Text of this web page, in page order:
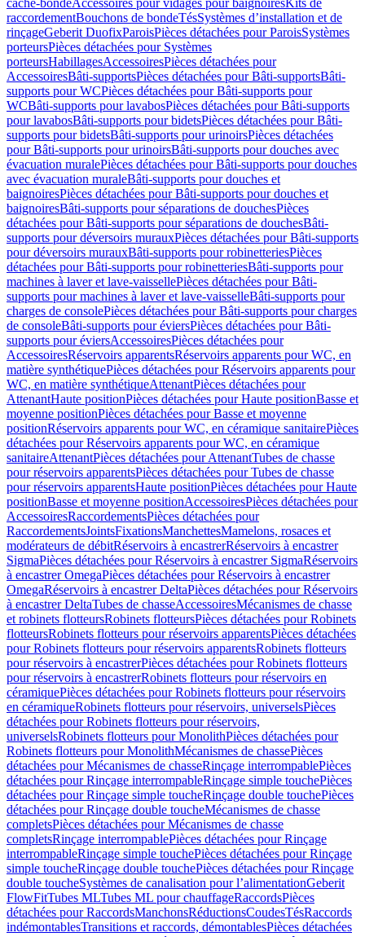
cache-bondeAccessoires pour vidages pour baignoiresKits de
raccordementBouchons de bondeTésSystèmes d’installation et de
rinçageGeberit DuofixParoisPièces détachées pour ParoisSystèmes
porteursPièces détachées pour Systèmes
porteursHabillagesAccessoiresPièces détachées pour
AccessoiresBâti-supportsPièces détachées pour Bâti-supportsBâti-
supports pour WCPièces détachées pour Bâti-supports pour
WCBâti-supports pour lavabosPièces détachées pour Bâti-supports
pour lavabosBâti-supports pour bidetsPièces détachées pour Bâti-
supports pour bidetsBâti-supports pour urinoirsPièces détachées
pour Bâti-supports pour urinoirsBâti-supports pour douches avec
évacuation muralePièces détachées pour Bâti-supports pour douches
avec évacuation muraleBâti-supports pour douches et
baignoiresPièces détachées pour Bâti-supports pour douches et
baignoiresBâti-supports pour séparations de douchesPièces
détachées pour Bâti-supports pour séparations de douchesBâti-
supports pour déversoirs murauxPièces détachées pour Bâti-supports
pour déversoirs murauxBâti-supports pour robinetteriesPièces
détachées pour Bâti-supports pour robinetteriesBâti-supports pour
machines à laver et lave-vaissellePièces détachées pour Bâti-
supports pour machines à laver et lave-vaisselleBâti-supports pour
charges de consolePièces détachées pour Bâti-supports pour charges
de consoleBâti-supports pour éviersPièces détachées pour Bâti-
supports pour éviersAccessoiresPièces détachées pour
AccessoiresRéservoirs apparentsRéservoirs apparents pour WC, en
matière synthétiquePièces détachées pour Réservoirs apparents pour
WC, en matière synthétiqueAttenantPièces détachées pour
AttenantHaute positionPièces détachées pour Haute positionBasse et
moyenne positionPièces détachées pour Basse et moyenne
positionRéservoirs apparents pour WC, en céramique sanitairePièces
détachées pour Réservoirs apparents pour WC, en céramique
sanitaireAttenantPièces détachées pour AttenantTubes de chasse
pour réservoirs apparentsPièces détachées pour Tubes de chasse
pour réservoirs apparentsHaute positionPièces détachées pour Haute
positionBasse et moyenne positionAccessoiresPièces détachées pour
AccessoiresRaccordementsPièces détachées pour
RaccordementsJointsFixationsManchettesMamelons, rosaces et
modérateurs de débitRéservoirs à encastrerRéservoirs à encastrer
SigmaPièces détachées pour Réservoirs à encastrer SigmaRéservoirs
à encastrer OmegaPièces détachées pour Réservoirs à encastrer
OmegaRéservoirs à encastrer DeltaPièces détachées pour Réservoirs
à encastrer DeltaTubes de chasseAccessoiresMécanismes de chasse
et robinets flotteursRobinets flotteursPièces détachées pour Robinets
flotteursRobinets flotteurs pour réservoirs apparentsPièces détachées
pour Robinets flotteurs pour réservoirs apparentsRobinets flotteurs
pour réservoirs à encastrerPièces détachées pour Robinets flotteurs
pour réservoirs à encastrerRobinets flotteurs pour réservoirs en
céramiquePièces détachées pour Robinets flotteurs pour réservoirs
en céramiqueRobinets flotteurs pour réservoirs, universelsPièces
détachées pour Robinets flotteurs pour réservoirs,
universelsRobinets flotteurs pour MonolithPièces détachées pour
Robinets flotteurs pour MonolithMécanismes de chassePièces
détachées pour Mécanismes de chasseRinçage interrompablePièces
détachées pour Rinçage interrompableRinçage simple touchePièces
détachées pour Rinçage simple toucheRinçage double touchePièces
détachées pour Rinçage double toucheMécanismes de chasse
completsPièces détachées pour Mécanismes de chasse
completsRinçage interrompablePièces détachées pour Rinçage
interrompableRinçage simple touchePièces détachées pour Rinçage
simple toucheRinçage double touchePièces détachées pour Rinçage
double toucheSystèmes de canalisation pour l’alimentationGeberit
FlowFitTubes MLTubes ML pour chauffageRaccordsPièces
détachées pour RaccordsManchonsRéductionsCoudesTésRaccords
indémontablesTransitions et raccords, démontablesPièces détachées